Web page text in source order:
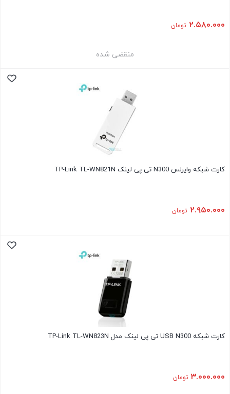
۲.۵۸۰.۰۰۰ تومان
منقضی شده
کارت شبکه وایرلس N300 تی پی لینک TP-Link TL-WN821N
۲.۹۵۰.۰۰۰ تومان
کارت شبکه USB N300 تی پی لینک مدل TP-Link TL-WN823N
۳.۰۰۰.۰۰۰ تومان